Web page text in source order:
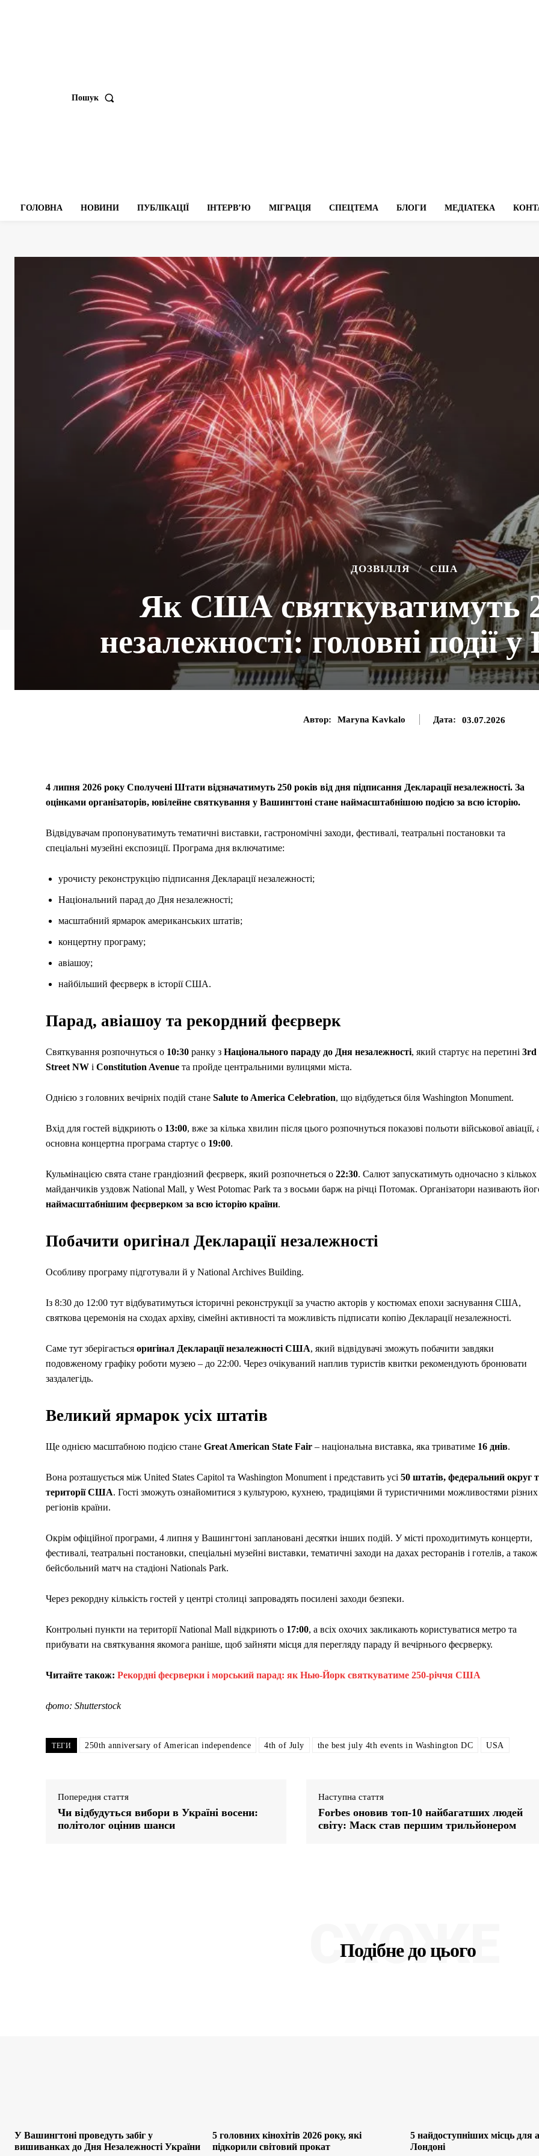
Пошук
ГОЛОВНА НОВИНИ ПУБЛІКАЦІЇ ІНТЕРВʼЮ МІГРАЦІЯ СПЕЦТЕМА БЛОГИ МЕДІАТЕКА
ДОЗВІЛЛЯ США
Як США святкуватимуть
незалежності: головні події
Автор: Maryna Kavkalo Дата: 03.07.2026
4 липня 2026 року Сполучені Штати відзначатимуть 250 років від дня підписання Декларації незалежності. За
оцінками організаторів, ювілейне святкування у Вашингтоні стане наймасштабнішою подією за всю історію.
Відвідувачам пропонуватимуть тематичні виставки, гастрономічні заходи, фестивалі, театральні постановки та
спеціальні музейні експозиції. Програма дня включатиме:
урочисту реконструкцію підписання Декларації незалежності;
Національний парад до Дня незалежності;
масштабний ярмарок американських штатів;
концертну програму;
авіашоу;
найбільший феєрверк в історії США.
Парад, авіашоу та рекордний феєрверк
Святкування розпочнуться о 10:30 ранку з Національного параду до Дня незалежності, який стартує на перетині 3rd
Street NW і Constitution Avenue та пройде центральними вулицями міста.
Однією з головних вечірніх подій стане Salute to America Celebration, що відбудеться біля Washington Monument.
Вхід для гостей відкриють о 13:00, вже за кілька хвилин після цього розпочнуться показові польоти військової авіації,
основна концертна програма стартує о 19:00.
Кульмінацією свята стане грандіозний феєрверк, який розпочнеться о 22:30. Салют запускатимуть одночасно з кількох
майданчиків уздовж National Mall, у West Potomac Park та з восьми барж на річці Потомак. Організатори називають
наймасштабнішим феєрверком за всю історію країни.
Побачити оригінал Декларації незалежності
Особливу програму підготували й у National Archives Building.
Із 8:30 до 12:00 тут відбуватимуться історичні реконструкції за участю акторів у костюмах епохи заснування США,
святкова церемонія на сходах архіву, сімейні активності та можливість підписати копію Декларації незалежності.
Саме тут зберігається оригінал Декларації незалежності США, який відвідувачі зможуть побачити завдяки
подовженому графіку роботи музею – до 22:00. Через очікуваний наплив туристів квитки рекомендують бронювати
заздалегідь.
Великий ярмарок усіх штатів
Ще однією масштабною подією стане Great American State Fair – національна виставка, яка триватиме 16 днів.
Вона розташується між United States Capitol та Washington Monument і представить усі 50 штатів, федеральний округ
території США. Гості зможуть ознайомитися з культурою, кухнею, традиціями й туристичними можливостями різних
регіонів країни.
Окрім офіційної програми, 4 липня у Вашингтоні заплановані десятки інших подій. У місті проходитимуть концерти,
фестивалі, театральні постановки, спеціальні музейні виставки, тематичні заходи на дахах ресторанів і готелів, а також
бейсбольний матч на стадіоні Nationals Park.
Через рекордну кількість гостей у центрі столиці запровадять посилені заходи безпеки.
Контрольні пункти на території National Mall відкриють о 17:00, а всіх охочих закликають користуватися метро та
прибувати на святкування якомога раніше, щоб зайняти місця для перегляду параду й вечірнього феєрверку.
Читайте також: Рекордні феєрверки і морський парад: як Нью-Йорк святкуватиме 250-річчя США
фото: Shutterstock
ТЕГИ 250th anniversary of American independence 4th of July the best july 4th events in Washington DC USA
Попередня стаття
Чи відбудуться вибори в Україні восени:
політолог оцінив шанси
Наступна стаття
Forbes оновив топ-10 найбагатших людей
світу: Маск став першим трильйонером
Подібне до цього
СХОЖЕ
У Вашингтоні проведуть забіг у
вишиванках до Дня Незалежності України
5 головних кінохітів 2026 року, які
підкорили світовий прокат
5 найдоступніших місць для
Лондоні